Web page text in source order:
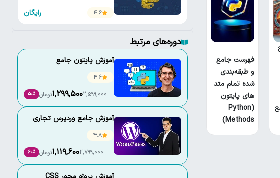
فهرست جامع
و طبقه‌بندی
شده تمام متد
های پایتون
(Python
Methods)
4.6
رایگان
دوره‌های مرتبط
آموزش پایتون جامع
4.6
2,599,000
1,299,500تومان 50٪
آموزش جامع وردپرس تجاری
4.8
2,799,000
1,119,600تومان 60٪